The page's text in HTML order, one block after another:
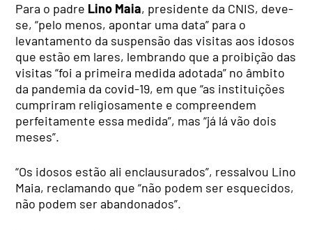
Para o padre Lino Maia, presidente da CNIS, deve-
se, “pelo menos, apontar uma data” para o
levantamento da suspensão das visitas aos idosos
que estão em lares, lembrando que a proibição das
visitas “foi a primeira medida adotada” no âmbito
da pandemia da covid-19, em que “as instituições
cumpriram religiosamente e compreendem
perfeitamente essa medida”, mas “já lá vão dois
meses”.
“Os idosos estão ali enclausurados”, ressalvou Lino
Maia, reclamando que “não podem ser esquecidos,
não podem ser abandonados”.